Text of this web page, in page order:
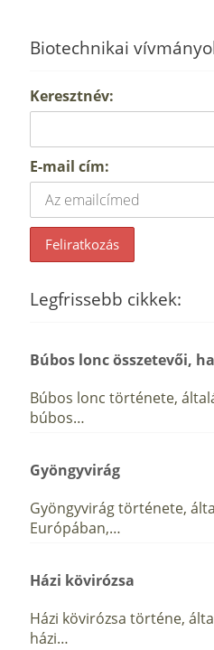
Biotechnikai
Keresztnév:
E-mail cím:
Legfrissebb cikkek:
Búbos lonc összetevői,
Búbos lonc története,
búbos…
Gyöngyvirág
Gyöngyvirág története,
Európában,…
Házi kövirózsa
Házi kövirózsa történe,
házi…